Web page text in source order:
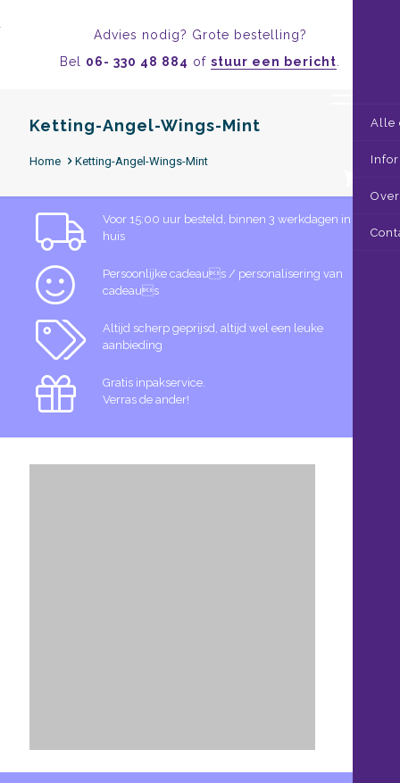
Advies nodig? Grote bestelling?
Bel 06- 330 48 884 of stuur een bericht
Ketting-Angel-Wings-Mint
Home Ketting-Angel-Wings-Mint
Voor 15:00 uur besteld, binnen 3 werkdagen in
huis
Persoonlijke cadeaus / personalisering van
cadeaus
Altijd scherp geprijsd, altijd wel een leuke
aanbieding
Gratis inpakservice.
Verras de ander!
Alle